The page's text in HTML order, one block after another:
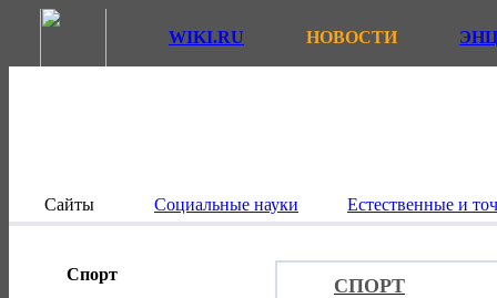
WIKI.RU НОВОСТИ
Сайты Социальные науки Естественные и
Спорт
СПОРТ